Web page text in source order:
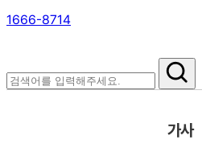
1666-8714
가사